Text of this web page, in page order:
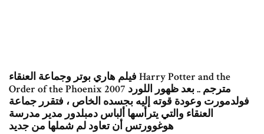
فيلم هاري بوتر وجماعة العنقاء Harry Potter and the
Order of the Phoenix 2007 مترجم .. بعد ظهور اللورد
فولدمورت وعودة قوته إليه بجسده الخاص ، فتقرر جماعة
العنقاء والتي يترأسها ألباس دمبلدور مدير مدرسة
هوغوورتس أن تعاود لم شملها من جديد